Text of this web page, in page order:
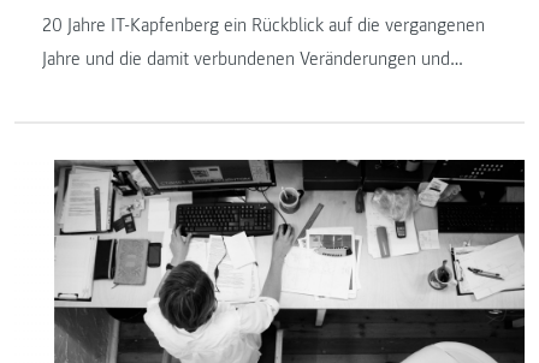
20 Jahre IT-Kapfenberg ein Rückblick auf die vergangenen
Jahre und die damit verbundenen Veränderungen und
Geburtsstunde der IT-Studiengänge am Institut und
erzählen in ihrem Beitrag mehr darüber.